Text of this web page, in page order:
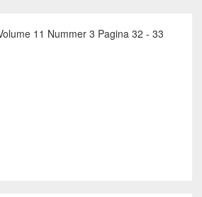
11 Nummer 3 Pagina 32 - 33